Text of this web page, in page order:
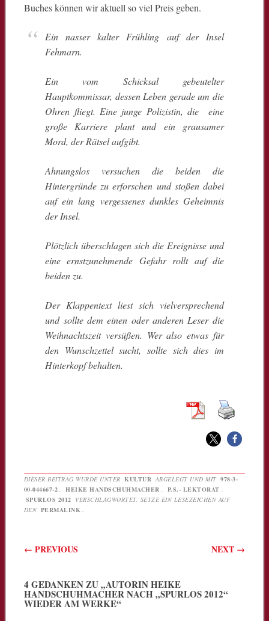
Buches können wir aktuell so viel Preis geben.
Ein nasser kalter Frühling auf der Insel
Fehmarn.
Ein vom Schicksal gebeutelter
Hauptkommissar, dessen Leben gerade um die
Ohren fliegt. Eine junge Polizistin, die eine
große Karriere plant und ein grausamer
Mord, der Rätsel aufgibt.
Ahnungslos versuchen die beiden die
Hintergründe zu erforschen und stoßen dabei
auf ein lang vergessenes dunkles Geheimnis
der Insel.
Plötzlich überschlagen sich die Ereignisse und
eine ernstzunehmende Gefahr rollt auf die
beiden zu.
Der Klappentext liest sich vielversprechend
und sollte dem einen oder anderen Leser die
Weihnachtszeit versüßen. Wer also etwas für
den Wunschzettel sucht, sollte sich dies im
Hinterkopf behalten.
DIESER BEITRAG WURDE UNTER KULTUR ABGELEGT UND MIT 978-3-
00-044667-2
HEIKE HANDSCHUHMACHER P.S.- LEKTORAT
SPURLOS 2012 VERSCHLAGWORTET. SETZE EIN LESEZEICHEN AUF
DEN PERMALINK
Beitragsnavigation
← PREVIOUS NEXT →
4 GEDANKEN ZU „AUTORIN HEIKE
HANDSCHUHMACHER NACH „SPURLOS 2012“
WIEDER AM WERKE“